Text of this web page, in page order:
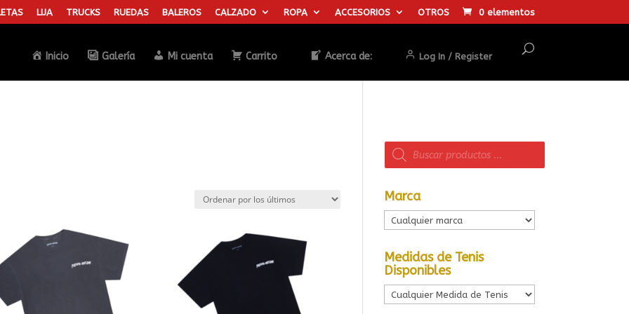
LIJA TRUCKS RUEDAS BALEROS CALZADO ROPA ACCESORIOS OTROS 0 elementos
Inicio Galería Mi cuenta Carrito Acerca de: Log In / Register
Búsqueda
Búsqueda
de
productos
Marca
Medidas de Tenis
Disponibles